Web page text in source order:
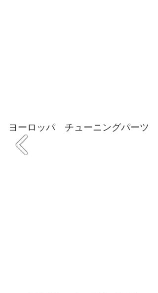
​ヨーロッパ チューニングパーツ